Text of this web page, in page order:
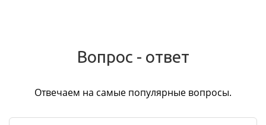
Вопрос - ответ
Отвечаем на самые популярные вопросы.